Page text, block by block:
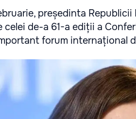
președinta Republicii
celei de-a 61-a ediții a
forum internațional